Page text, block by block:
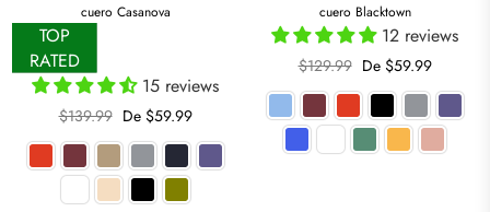
cuero Casanova
TOP
RATED
15 reviews
Precio
habitual
$139.99 De $59.99
cuero Blacktown
12 reviews
Precio
habitual
$129.99 De $59.99